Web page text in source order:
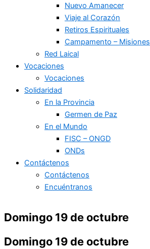
Nuevo Amanecer
Viaje al Corazón
Retiros Espirituales
Campamento – Misiones
Red Laical
Vocaciones
Vocaciones
Solidaridad
En la Provincia
Germen de Paz
En el Mundo
FISC – ONGD
ONDs
Contáctenos
Contáctenos
Encuéntranos
Domingo 19 de octubre
Domingo 19 de octubre